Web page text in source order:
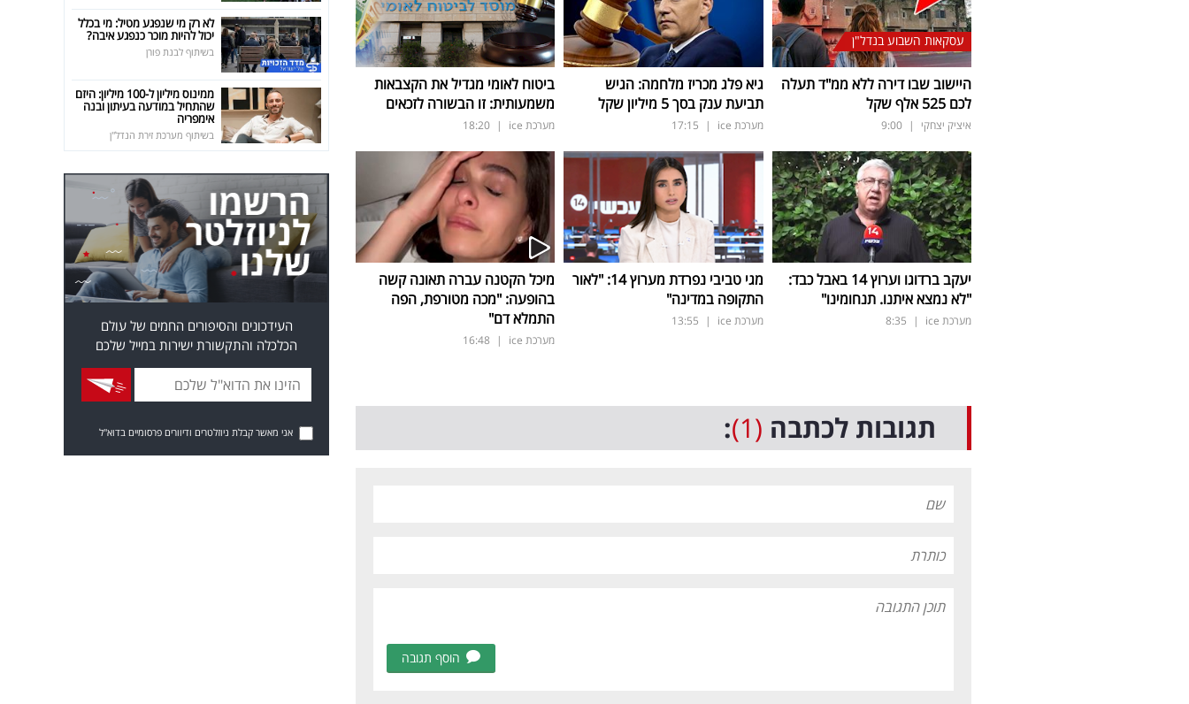
עסקאות השבוע בנדל"ן
היישוב שבו דירה ללא ממ"ד תעלה
לכם 525 אלף שקל
איציק יצחקי |
9:00
גיא פלג מכריז מלחמה: הגיש
תביעת ענק בסך 5 מיליון שקל
מערכת ice |
17:15
ביטוח לאומי מגדיל את הקצבאות
משמעותית: זו הבשורה לזכאים
מערכת ice |
18:20
יעקב ברדוגו וערוץ 14 באבל כבד:
"לא נמצא איתנו. תנחומינו"
מערכת ice |
8:35
מגי טביבי נפרדת מערוץ 14: "לאור
התקופה במדינה"
מערכת ice |
13:55
מיכל הקטנה עברה תאונה קשה
בהופעה: "מכה מטורפת, הפה
התמלא דם"
מערכת ice |
16:48
תגובות לכתבה (1)
:
הוסף תגובה
לא רק מי שנפגע מטיל: מי בכלל
יכול להיות מוכר כנפגע איבה?
בשיתוף לבנת פורן
ממינוס מיליון ל-100 מיליון: היזם
שהתחיל במודעה בעיתון ובנה
אימפריה
בשיתוף מערכת זירת הנדל"ן
העידכונים והסיפורים החמים של עולם
הכלכלה והתקשורת ישירות במייל שלכם
אני מאשר קבלת ניוזלטרים ודיוורים פרסומיים בדוא"ל